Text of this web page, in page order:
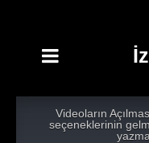
Videoların
seçeneklerinin